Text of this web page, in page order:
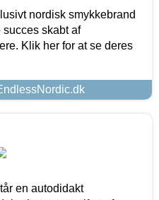
nordisk smykkebrand
skabt af
Klik her for at se deres
en autodidakt